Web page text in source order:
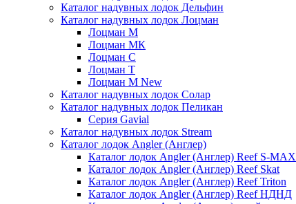
Каталог надувных лодок Дельфин
Каталог надувных лодок Лоцман
Лоцман М
Лоцман МК
Лоцман С
Лоцман Т
Лоцман М New
Каталог надувных лодок Солар
Каталог надувных лодок Пеликан
Серия Gavial
Каталог надувных лодок Stream
Каталог лодок Angler (Англер)
Каталог лодок Angler (Англер) Reef S-MAX
Каталог лодок Angler (Англер) Reef Skat
Каталог лодок Angler (Англер) Reef Triton
Каталог лодок Angler (Англер) Reef НДНД